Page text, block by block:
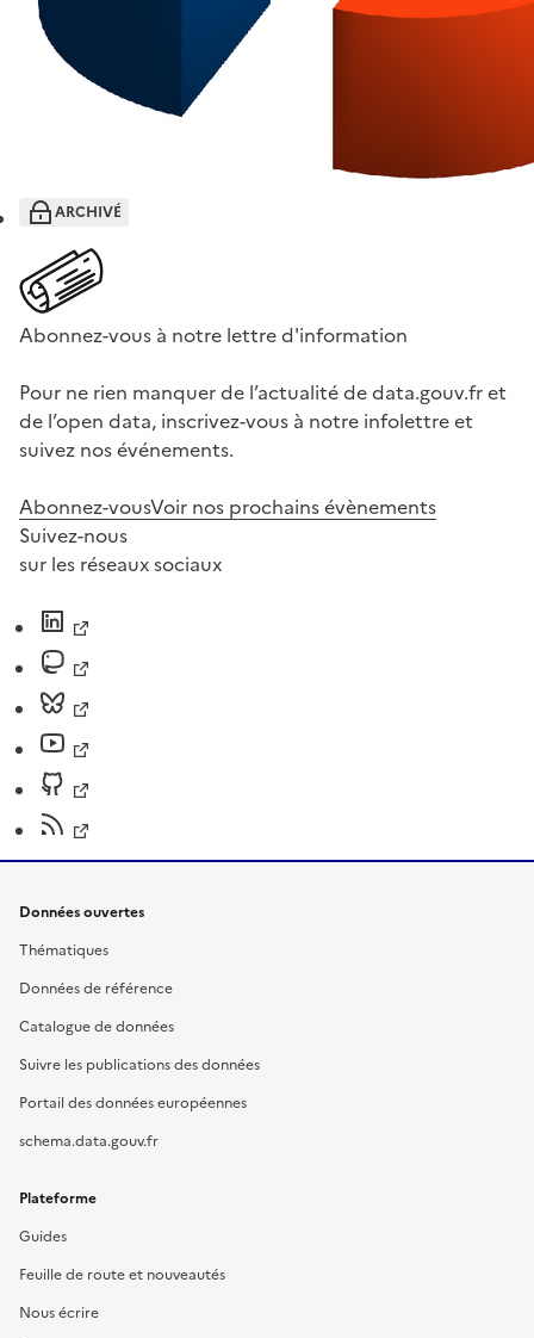
ARCHIVÉ
Abonnez-vous à notre lettre d'information
Pour ne rien manquer de l’actualité de data.gouv.fr et
de l’open data, inscrivez-vous à notre infolettre et
suivez nos événements.
Abonnez-vousVoir nos prochains évènements
Suivez-nous
sur les réseaux sociaux
Données ouvertes
Thématiques
Données de référence
Catalogue de données
Suivre les publications des données
Portail des données européennes
schema.data.gouv.fr
Plateforme
Guides
Feuille de route et nouveautés
Nous écrire